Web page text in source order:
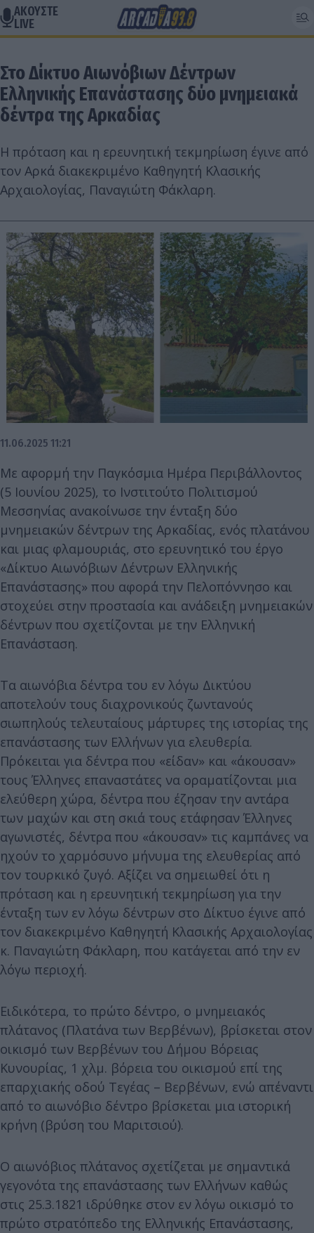
ΑΚΟΥΣΤΕ
LIVE
Στο Δίκτυο Αιωνόβιων Δέντρων
Ελληνικής Επανάστασης δύο μνημειακά
δέντρα της Αρκαδίας
Η πρόταση και η ερευνητική τεκμηρίωση έγινε από
τον Αρκά διακεκριμένο Καθηγητή Κλασικής
Αρχαιολογίας, Παναγιώτη Φάκλαρη.
11.06.2025 11:21
Με αφορμή την Παγκόσμια Ημέρα Περιβάλλοντος
(5 Ιουνίου 2025), το Ινστιτούτο Πολιτισμού
Μεσσηνίας ανακοίνωσε την ένταξη δύο
μνημειακών δέντρων της Αρκαδίας, ενός πλατάνου
και μιας φλαμουριάς, στο ερευνητικό του έργο
«Δίκτυο Αιωνόβιων Δέντρων Ελληνικής
Επανάστασης» που αφορά την Πελοπόννησο και
στοχεύει στην προστασία και ανάδειξη μνημειακών
δέντρων που σχετίζονται με την Ελληνική
Επανάσταση.
Τα αιωνόβια δέντρα του εν λόγω Δικτύου
αποτελούν τους διαχρονικούς ζωντανούς
σιωπηλούς τελευταίους μάρτυρες της ιστορίας της
επανάστασης των Ελλήνων για ελευθερία.
Πρόκειται για δέντρα που «είδαν» και «άκουσαν»
τους Έλληνες επαναστάτες να οραματίζονται μια
ελεύθερη χώρα, δέντρα που έζησαν την αντάρα
των μαχών και στη σκιά τους ετάφησαν Έλληνες
αγωνιστές, δέντρα που «άκουσαν» τις καμπάνες να
ηχούν το χαρμόσυνο μήνυμα της ελευθερίας από
τον τουρκικό ζυγό. Αξίζει να σημειωθεί ότι η
πρόταση και η ερευνητική τεκμηρίωση για την
ένταξη των εν λόγω δέντρων στο Δίκτυο έγινε από
τον διακεκριμένο Καθηγητή Κλασικής Αρχαιολογίας
κ. Παναγιώτη Φάκλαρη, που κατάγεται από την εν
λόγω περιοχή.
Ειδικότερα, το πρώτο δέντρο, ο μνημειακός
πλάτανος (Πλατάνα των Βερβένων), βρίσκεται στον
οικισμό των Βερβένων του Δήμου Βόρειας
Κυνουρίας, 1 χλμ. βόρεια του οικισμού επί της
επαρχιακής οδού Τεγέας – Βερβένων, ενώ απέναντι
από το αιωνόβιο δέντρο βρίσκεται μια ιστορική
κρήνη (βρύση του Μαριτσιού).
Ο αιωνόβιος πλάτανος σχετίζεται με σημαντικά
γεγονότα της επανάστασης των Ελλήνων καθώς
στις 25.3.1821 ιδρύθηκε στον εν λόγω οικισμό το
πρώτο στρατόπεδο της Ελληνικής Επανάστασης,